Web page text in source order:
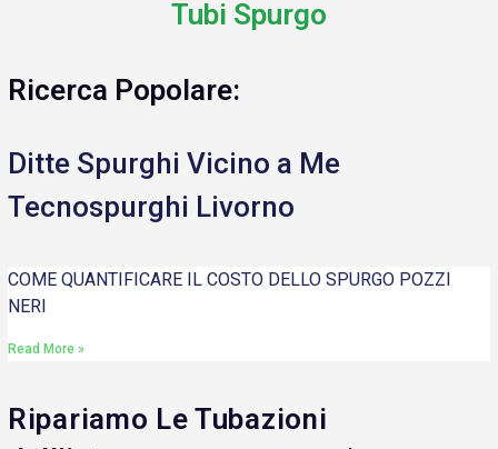
Tubi Spurgo
Ricerca Popolare:
Ditte Spurghi Vicino a Me
Tecnospurghi Livorno
COME QUANTIFICARE IL COSTO DELLO SPURGO POZZI
NERI
Read More »
Ripariamo Le Tubazioni